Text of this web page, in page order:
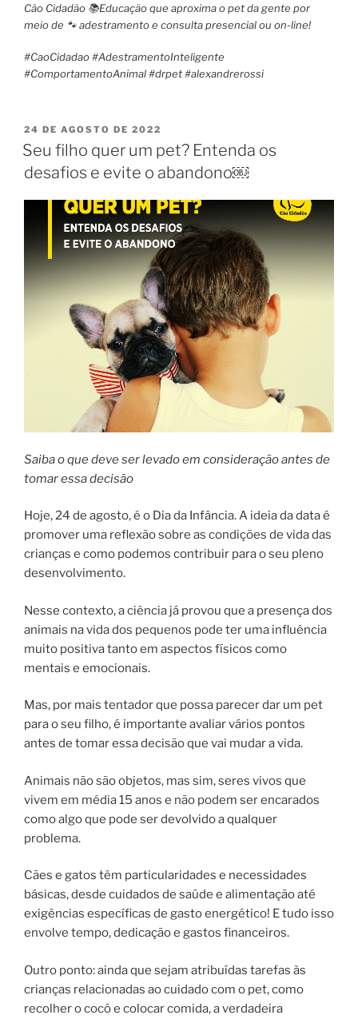
Cão Cidadão 📚Educação que aproxima o pet da gente por
meio de 🐾 adestramento e consulta presencial ou on-line!
#CaoCidadao #AdestramentoInteligente
#ComportamentoAnimal #drpet #alexandrerossi
24 DE AGOSTO DE 2022
Seu filho quer um pet? Entenda os
desafios e evite o abandono￼
Saiba o que deve ser levado em consideração antes de
tomar essa decisão
Hoje, 24 de agosto, é o Dia da Infância. A ideia da data é
promover uma reflexão sobre as condições de vida das
crianças e como podemos contribuir para o seu pleno
desenvolvimento.
Nesse contexto, a ciência já provou que a presença dos
animais na vida dos pequenos pode ter uma influência
muito positiva tanto em aspectos físicos como
mentais e emocionais.
Mas, por mais tentador que possa parecer dar um pet
para o seu filho, é importante avaliar vários pontos
antes de tomar essa decisão que vai mudar a vida.
Animais não são objetos, mas sim, seres vivos que
vivem em média 15 anos e não podem ser encarados
como algo que pode ser devolvido a qualquer
problema.
Cães e gatos têm particularidades e necessidades
básicas, desde cuidados de saúde e alimentação até
exigências específicas de gasto energético! E tudo isso
envolve tempo, dedicação e gastos financeiros.
Outro ponto: ainda que sejam atribuídas tarefas às
crianças relacionadas ao cuidado com o pet, como
recolher o cocô e colocar comida, a verdadeira